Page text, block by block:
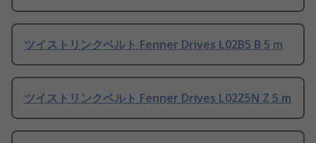
ツイストリンクベルト Fenner Drives L02B5 B 5 m
ツイストリンクベルト Fenner Drives L02Z5N Z 5 m